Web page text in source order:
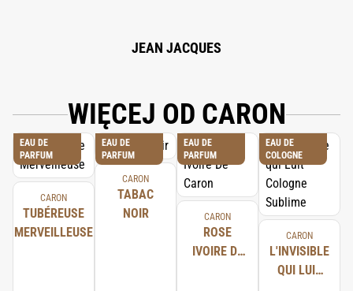
JEAN JACQUES
WIĘCEJ OD CARON
EAU DE
PARFUM
CARON
TUBÉREUSE
MERVEILLEUSE
EAU DE
PARFUM
CARON
TABAC
NOIR
EAU DE
PARFUM
CARON
ROSE
IVOIRE DE
EAU DE
COLOGNE
CARON
L'INVISIBLE
QUI LUIT